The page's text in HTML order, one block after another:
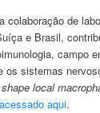
colaboração de
e Brasil,
campo
os sistemas
local
aqui.